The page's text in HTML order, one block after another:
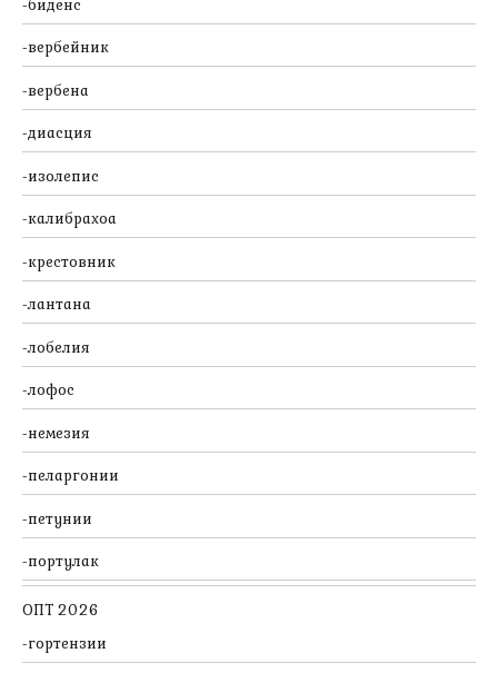
вербейник
вербена
диасция
изолепис
калибрахоа
крестовник
лантана
лобелия
лофос
немезия
пеларгонии
петунии
портулак
ОПТ 2026
гортензии